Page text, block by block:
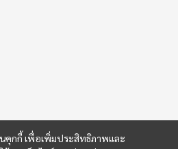
นคุกกี้ เพื่อเพิ่มประสิทธิภาพและ